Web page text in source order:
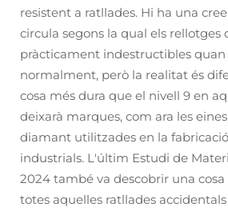
resistent a ratllades. Hi ha una
circula segons la qual els rellotges
pràcticament indestructibles quan
normalment, però la realitat és
cosa més dura que el nivell 9 en
deixarà marques, com ara les
diamant utilitzades en la
industrials. L'últim Estudi de
2024 també va descobrir una
totes aquelles ratllades